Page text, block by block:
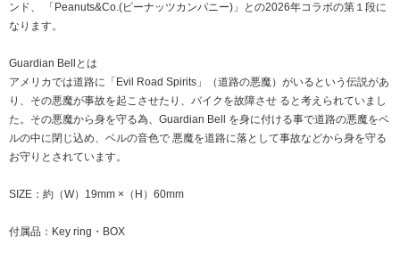
ンド、 「Peanuts&Co.(ピーナッツカンパニー)」との2026年コラボの第１段に
なります。
Guardian Bellとは
アメリカでは道路に「Evil Road Spirits」（道路の悪魔）がいるという伝説があ
り、その悪魔が事故を起こさせたり、バイクを故障させ ると考えられていまし
た。その悪魔から身を守る為、Guardian Bell を身に付ける事で道路の悪魔をベ
ルの中に閉じ込め、ベルの音色で 悪魔を道路に落として事故などから身を守る
お守りとされています。
SIZE：約（W）19mm ×（H）60mm
付属品：Key ring・BOX